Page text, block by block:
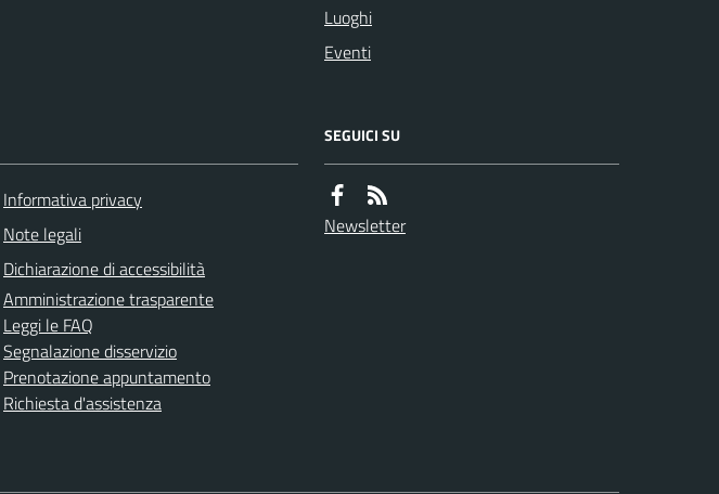
Luoghi
Eventi
Informativa privacy
Note legali
Dichiarazione di accessibilità
Amministrazione trasparente
Leggi le FAQ
Segnalazione disservizio
Prenotazione appuntamento
Richiesta d'assistenza
SEGUICI SU
Newsletter